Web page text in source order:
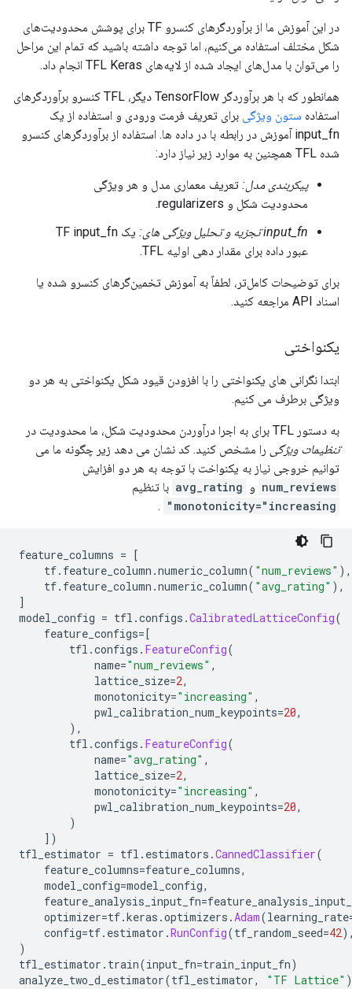
در این آموزش ما از برآوردگرهای کنسرو TF برای پوشش محدودیت‌های
شکل مختلف استفاده می‌کنیم، اما توجه داشته باشید که تمام این مراحل
را می‌توان با مدل‌های ایجاد شده از لایه‌های TFL Keras انجام داد.
همانطور که با هر برآوردگر TensorFlow دیگر، TFL کنسرو برآوردگرهای
استفاده ستون ویژگی برای تعریف فرمت ورودی و استفاده از یک
input_fn آموزش در رابطه با در داده ها. استفاده از برآوردگرهای کنسرو
شده TFL همچنین به موارد زیر نیاز دارد:
پیکربندی مدل: تعریف معماری مدل و هر ویژگی
محدودیت شکل و regularizers.
input_fn تجزیه و تحلیل ویژگی های:
یک TF input_fn
عبور داده برای مقدار دهی اولیه TFL.
برای توضیحات کامل‌تر، لطفاً به آموزش تخمین‌گرهای کنسرو شده یا
اسناد API مراجعه کنید.
یکنواختی
ابتدا نگرانی های یکنواختی را با افزودن قیود شکل یکنواختی به هر دو
ویژگی برطرف می کنیم.
به دستور TFL برای به اجرا درآوردن محدودیت شکل، ما محدودیت در
تنظیمات ویژگی را مشخص کنید. کد نشان می دهد زیر چگونه ما می
توانیم خروجی نیاز به یکنواخت با توجه به هر دو افزایش
num_reviews و avg_rating با تنظیم
monotonicity="increasing"
.
feature_columns =
[
tf. feature_column .numeric_column( "num_reviews" ),
tf. feature_column .numeric_column( "avg_rating" ),
]
model_config = tfl .configs .CalibratedLatticeConfig(
feature_configs=[
tfl .configs . FeatureConfig(
name="num_reviews" ,
lattice_size=2,
monotonicity="increasing" ,
pwl_calibration_num_keypoints=20,
),
tfl .configs . FeatureConfig(
name="avg_rating" ,
lattice_size=2,
monotonicity="increasing" ,
pwl_calibration_num_keypoints=20,
)
])
tfl_estimator = tfl . estimators .CannedClassifier(
feature_columns=feature_columns,
model_config=model_config,
feature_analysis_input_fn=
optimizer=tf.keras .optimizers .Adam(learning_rate
config=tf. estimator .RunConfig(tf_random_seed=42
)
tfl_estimator . train(input_fn=train_input_fn)
analyze_two_d_estimator(tfl_estimator, "TF Lattice" )